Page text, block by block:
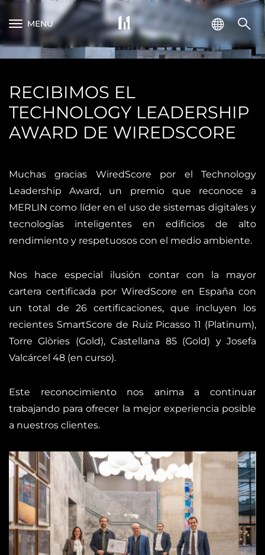
MENU
RECIBIMOS EL
TECHNOLOGY LEADERSHIP
AWARD DE WIREDSCORE
Muchas gracias WiredScore por el Technology
Leadership Award, un premio que reconoce a
MERLIN como líder en el uso de sistemas digitales y
tecnologías inteligentes en edificios de alto
rendimiento y respetuosos con el medio ambiente.
Nos hace especial ilusión contar con la mayor
cartera certificada por WiredScore en España con
un total de 26 certificaciones, que incluyen los
recientes SmartScore de Ruiz Picasso 11 (Platinum),
Torre Glòries (Gold), Castellana 85 (Gold) y Josefa
Valcárcel 48 (en curso).
Este reconocimiento nos anima a continuar
trabajando para ofrecer la mejor experiencia posible
a nuestros clientes.